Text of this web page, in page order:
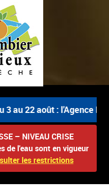
3 au 22 août : l'Agence
– NIVEAU CRISE
de l'eau sont en vigueur
les restrictions